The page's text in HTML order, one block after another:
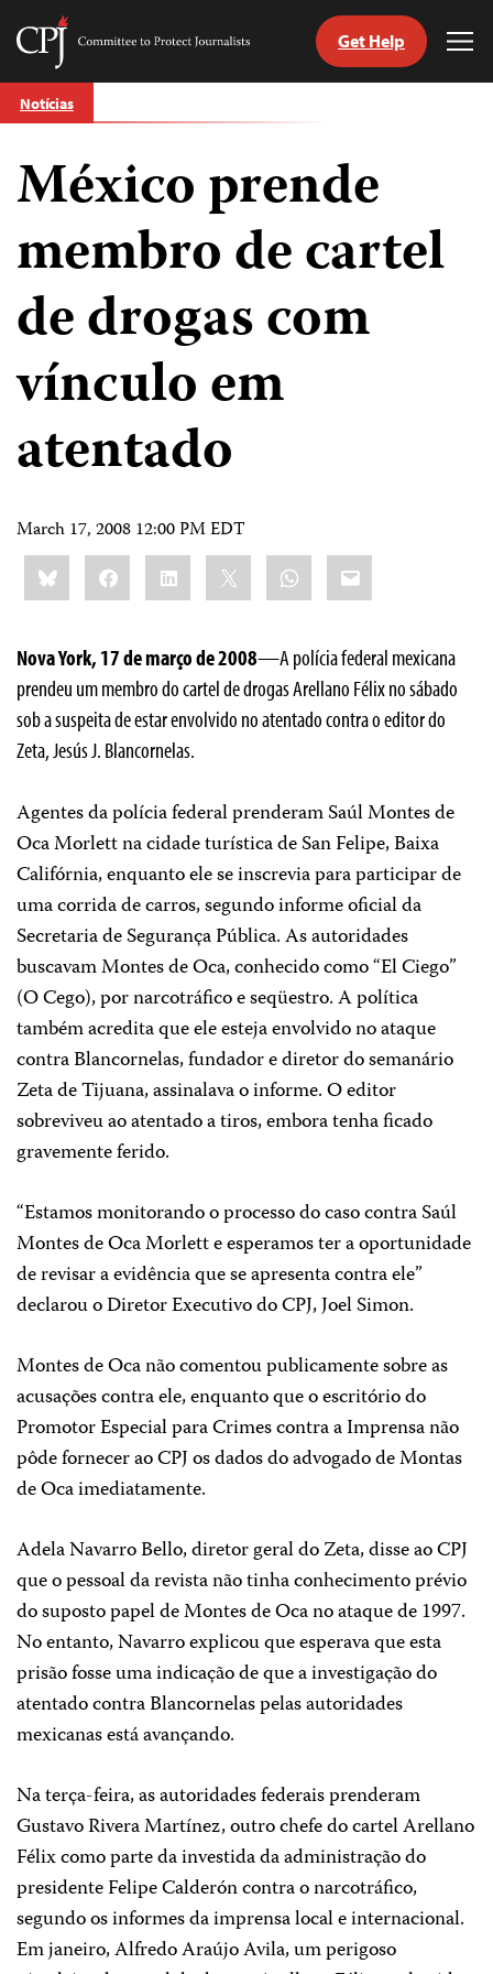
Skip
to
Committee
Journalists
Get Help
Notícias
México prende
membro de cartel
de drogas com
vínculo em
atentado
March 17, 2008 12:00 PM EDT
Share
this:BlueskyFacebookLinkedIn WhatsApp
Email
Nova York, 17 de março de 2008—A polícia federal mexicana
prendeu um membro do cartel de drogas Arellano Félix no sábado
sob a suspeita de estar envolvido no atentado contra o editor do
Zeta, Jesús J. Blancornelas.
Agentes da polícia federal prenderam Saúl Montes de
Oca Morlett na cidade turística de San Felipe, Baixa
Califórnia, enquanto ele se inscrevia para participar de
uma corrida de carros, segundo informe oficial da
Secretaria de Segurança Pública. As autoridades
buscavam Montes de Oca, conhecido como “El Ciego”
(O Cego), por narcotráfico e seqüestro. A política
também acredita que ele esteja envolvido no ataque
contra Blancornelas, fundador e diretor do semanário
Zeta de Tijuana, assinalava o informe. O editor
sobreviveu ao atentado a tiros, embora tenha ficado
gravemente ferido.
“Estamos monitorando o processo do caso contra Saúl
Montes de Oca Morlett e esperamos ter a oportunidade
de revisar a evidência que se apresenta contra ele”
declarou o Diretor Executivo do CPJ, Joel Simon.
Montes de Oca não comentou publicamente sobre as
acusações contra ele, enquanto que o escritório do
Promotor Especial para Crimes contra a Imprensa não
pôde fornecer ao CPJ os dados do advogado de Montas
de Oca imediatamente.
Adela Navarro Bello, diretor geral do Zeta, disse ao CPJ
que o pessoal da revista não tinha conhecimento prévio
do suposto papel de Montes de Oca no ataque de 1997.
No entanto, Navarro explicou que esperava que esta
prisão fosse uma indicação de que a investigação do
atentado contra Blancornelas pelas autoridades
mexicanas está avançando.
Na terça-feira, as autoridades federais prenderam
Gustavo Rivera Martínez, outro chefe do cartel Arellano
Félix como parte da investida da administração do
presidente Felipe Calderón contra o narcotráfico,
segundo os informes da imprensa local e internacional.
Em janeiro, Alfredo Araújo Avila, um perigoso